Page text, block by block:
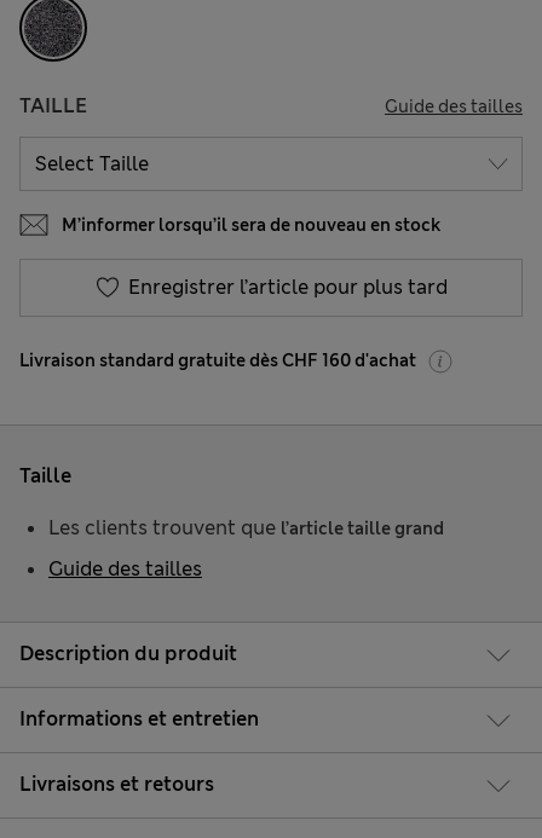
TAILLE Guide des tailles
M’informer lorsqu’il sera de nouveau en stock
Enregistrer l’article pour plus tard
Livraison standard gratuite dès CHF 160 d'achat
Description du produit
Informations et entretien
Livraisons et retours
Taille
Les clients trouvent que l’article taille grand
Guide des tailles